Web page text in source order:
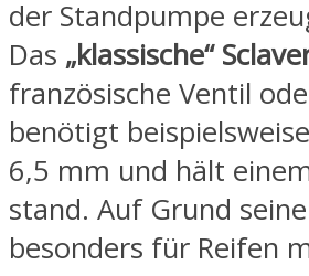
der Standpumpe
Das „klassische“
französische Ventil
benötigt
6,5 mm und hält
stand. Auf Grund
besonders für Reifen